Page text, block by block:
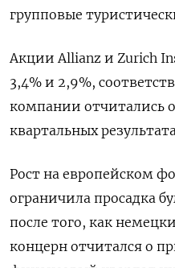
групповые
Акции Allianz и Zurich
3,4% и 2,9%,
компании отчитались
квартальных
Рост на европейском
ограничила просадка
после того, как
концерн отчитался о